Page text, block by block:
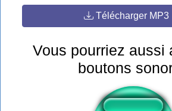
Télécharger MP3
Vous pourriez aussi
boutons